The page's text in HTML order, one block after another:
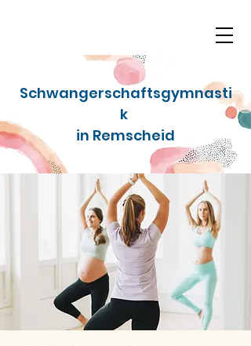
Schwangerschaftsgymnasti
k
in Remscheid